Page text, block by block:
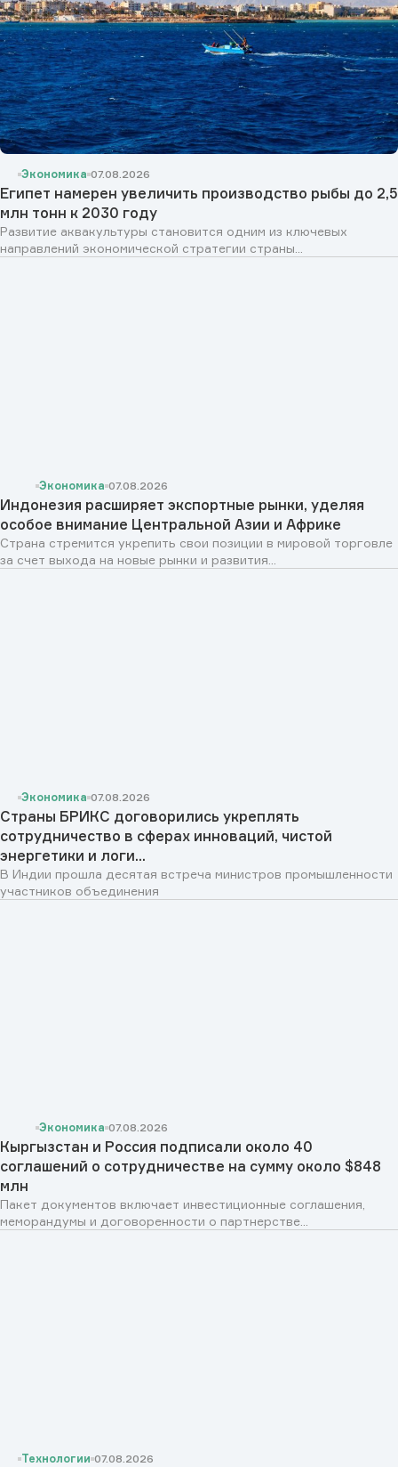
Экономика 07.08.2026
Египет намерен увеличить производство рыбы до 2,5
млн тонн к 2030 году
Развитие аквакультуры становится одним из ключевых
направлений экономической стратегии страны...
Экономика 07.08.2026
Индонезия расширяет экспортные рынки, уделяя
особое внимание Центральной Азии и Африке
Страна стремится укрепить свои позиции в мировой торговле
за счет выхода на новые рынки и развития...
Экономика 07.08.2026
Страны БРИКС договорились укреплять
сотрудничество в сферах инноваций, чистой
энергетики и логи...
В Индии прошла десятая встреча министров промышленности
участников объединения
Экономика 07.08.2026
Кыргызстан и Россия подписали около 40
соглашений о сотрудничестве на сумму около $848
млн
Пакет документов включает инвестиционные соглашения,
меморандумы и договоренности о партнерстве...
Технологии 07.08.2026